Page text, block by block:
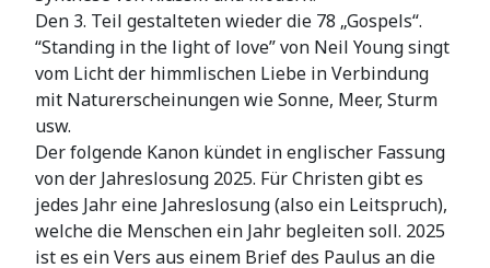
Den 3. Teil gestalteten wieder die 78 „Gospels“.
“Standing in the light of love” von Neil Young singt
vom Licht der himmlischen Liebe in Verbindung
mit Naturerscheinungen wie Sonne, Meer, Sturm
usw.
Der folgende Kanon kündet in englischer Fassung
von der Jahreslosung 2025. Für Christen gibt es
jedes Jahr eine Jahreslosung (also ein Leitspruch),
welche die Menschen ein Jahr begleiten soll. 2025
ist es ein Vers aus einem Brief des Paulus an die